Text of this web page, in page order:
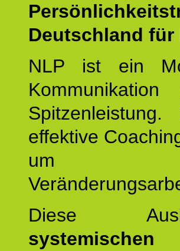
Deutschland für
NLP ist ein
effektive
um
Diese
systemischen